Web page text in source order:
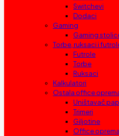
Switchevi
Dodaci
Gaming
Gaming
Torbe, ruksaci i
Futrole
Torbe
Ruksaci
Kalkulatori
Ostala office
Uništavač
Trimeri
Giljotine
Office